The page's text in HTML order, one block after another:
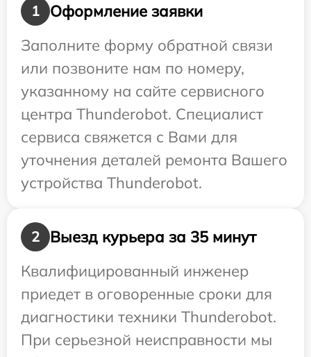
1
Оформление заявки
Заполните форму обратной связи
или позвоните нам по номеру,
указанному на сайте сервисного
центра Thunderobot. Специалист
сервиса свяжется с Вами для
уточнения деталей ремонта Вашего
устройства Thunderobot.
2
Выезд курьера за 35 минут
Квалифицированный инженер
приедет в оговоренные сроки для
диагностики техники Thunderobot.
При серьезной неисправности мы